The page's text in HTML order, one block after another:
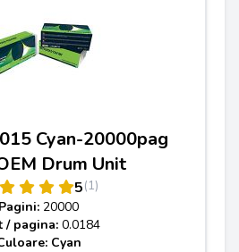
Cyan-20000pag
Drum Unit
5(1)
Pagini: 20000
/ pagina: 0.0184
Cyan